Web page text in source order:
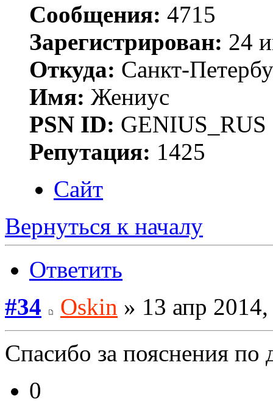
Сообщения: 4715
Зарегистрирован: 24
Откуда: Санкт-
Имя: Жениус
PSN ID: GENIUS_RUS
Репутация: 1425
Сайт
Вернуться к началу
Ответить
#34
Oskin » 13 апр
Спасибо за пояснения
0